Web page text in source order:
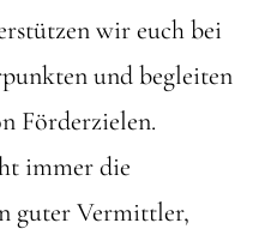
wir euch bei
und begleiten
Förderzielen.
immer die
guter Vermittler,